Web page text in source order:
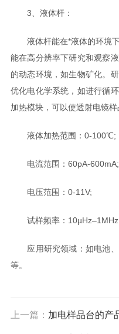
3、液体杆：
液体杆能在*液体的环境下
能在高分辨率下研究和观察
的动态环境，如生物矿化。
优化电化学系统，如进行循
加热模块，可以使透射电镜样
液体加热范围：0-100℃;
电流范围：60pA-600mA;
电压范围：0-11V;
试样频率：
应用研究领域：如电池、
等。
上一篇： 加电样品台的产